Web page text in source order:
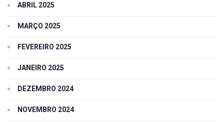
ABRIL 2025
MARÇO 2025
FEVEREIRO 2025
JANEIRO 2025
DEZEMBRO 2024
NOVEMBRO 2024